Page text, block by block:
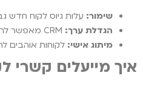
שימור: עלות גיוס לקוח חדש
הגדלת ערך:
מיתוג אישי: לקוחות אוהבים
איך מייעלים קשרי